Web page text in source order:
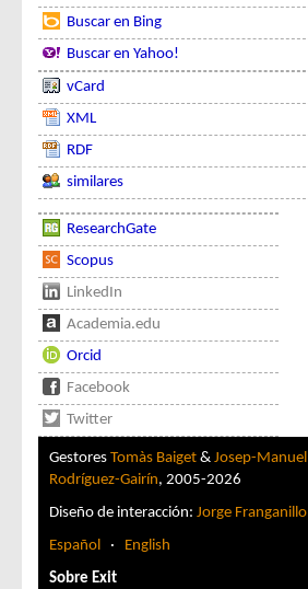
Buscar en Bing
Buscar en Yahoo!
vCard
XML
RDF
similares
ResearchGate
Scopus
LinkedIn
Academia.edu
Orcid
Facebook
Twitter
Gestores Tomàs Baiget & Josep-Manuel
Rodríguez-Gairín, 2005-2026
Diseño de interacción: Jorge Franganillo
Español · English
Sobre Exit